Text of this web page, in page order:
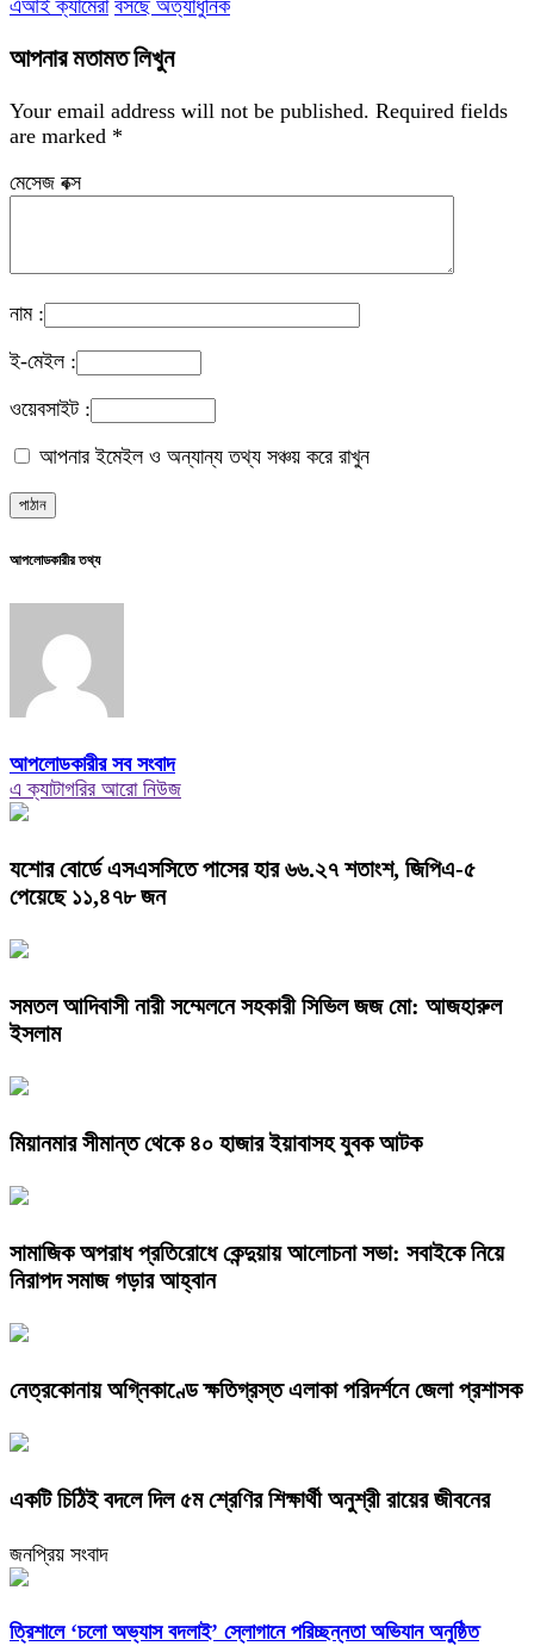
এআই ক্যামেরা বসছে অত্যাধুনিক
আপনার মতামত লিখুন
Your email address will not be published. Required fields
are marked *
মেসেজ বক্স
নাম :
ই-মেইল :
ওয়েবসাইট :
আপনার ইমেইল ও অন্যান্য তথ্য সঞ্চয় করে রাখুন
আপলোডকারীর তথ্য
আপলোডকারীর সব সংবাদ
এ ক্যাটাগরির আরো নিউজ
যশোর বোর্ডে এসএসসিতে পাসের হার ৬৬.২৭ শতাংশ, জিপিএ-৫
পেয়েছে ১১,৪৭৮ জন
সমতল আদিবাসী নারী সম্মেলনে সহকারী সিভিল জজ মো: আজহারুল
ইসলাম
মিয়ানমার সীমান্ত থেকে ৪০ হাজার ইয়াবাসহ যুবক আটক
সামাজিক অপরাধ প্রতিরোধে কেন্দুয়ায় আলোচনা সভা: সবাইকে নিয়ে
নিরাপদ সমাজ গড়ার আহ্বান
নেত্রকোনায় অগ্নিকাণ্ডে ক্ষতিগ্রস্ত এলাকা পরিদর্শনে জেলা প্রশাসক
একটি চিঠিই বদলে দিল ৫ম শ্রেণির শিক্ষার্থী অনুশ্রী রায়ের জীবনের
জনপ্রিয় সংবাদ
‎ত্রিশালে ‘চলো অভ্যাস বদলাই’ স্লোগানে পরিচ্ছন্নতা অভিযান অনুষ্ঠিত